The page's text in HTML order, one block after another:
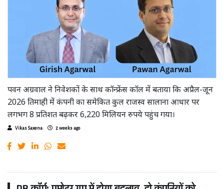
पवन अग्रवाल ने निवेशकों के साथ कॉन्फ्रेंस कॉल में बताया कि अप्रैल-जून
2026 तिमाही में कंपनी का समेकित कुल राजस्व सालाना आधार पर
लगभग 8 प्रतिशत बढ़कर 6,220 मिलियन रुपये पहुंच गया।
Vikas Saxena 2 weeks ago